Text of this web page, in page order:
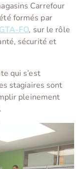
Carrefour
formés par
FO, sur le rôle
sécurité et
qui s’est
stagiaires sont
pleinement